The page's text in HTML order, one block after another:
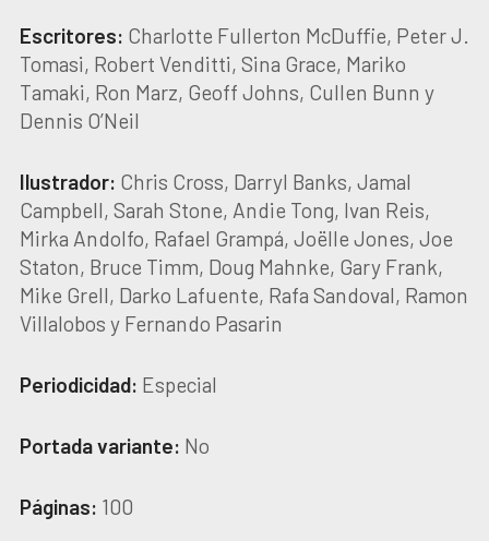
Escritores: Charlotte Fullerton McDuffie, Peter J.
Tomasi, Robert Venditti, Sina Grace, Mariko
Tamaki, Ron Marz, Geoff Johns, Cullen Bunn y
Dennis O’Neil
Ilustrador: Chris Cross, Darryl Banks, Jamal
Campbell, Sarah Stone, Andie Tong, Ivan Reis,
Mirka Andolfo, Rafael Grampá, Joëlle Jones, Joe
Staton, Bruce Timm, Doug Mahnke, Gary Frank,
Mike Grell, Darko Lafuente, Rafa Sandoval, Ramon
Villalobos y Fernando Pasarin
Periodicidad: Especial
Portada variante: No
Páginas: 100